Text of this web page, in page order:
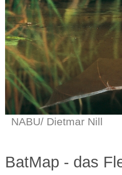
NABU/ Dietmar Nill
BatMap - das